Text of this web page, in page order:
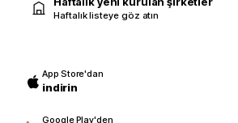
Haftalık listeye göz atın
App Store'dan
indirin
Google Play'den